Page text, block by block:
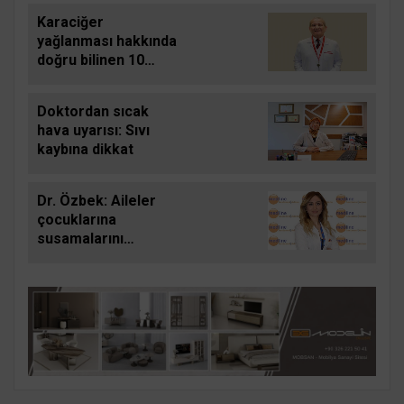
Karaciğer
yağlanması hakkında
doğru bilinen 10
Doktordan sıcak
hava uyarısı: Sıvı
kaybına dikkat
Dr. Özbek: Aileler
çocuklarına
susamalarını